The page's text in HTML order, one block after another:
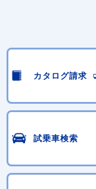
カタログ請求
試乗車検索